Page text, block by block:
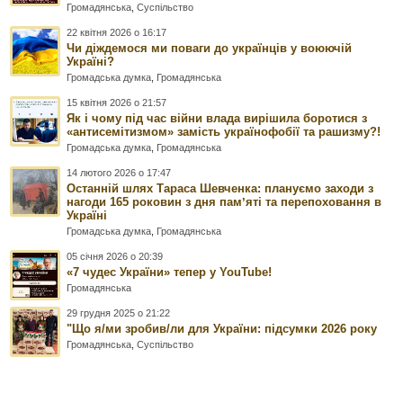
Громадянська ,Суспільство
22 квітня 2026 о 16:17
Чи діждемося ми поваги до українців у воюючій
Україні?
Громадська думка Громадянська
15 квітня 2026 о 21:57
Як і чому під час війни влада вирішила боротися з
«антисемітизмом» замість українофобії та рашизму?!
Громадська думка Громадянська
14 лютого 2026 о 17:47
Останній шлях Тараса Шевченка: плануємо заходи з
нагоди 165 роковин з дня памʼяті та перепоховання в
Україні
Громадська думка Громадянська
05 січня 2026 о 20:39
«7 чудес України» тепер у YouTube!
Громадянська
29 грудня 2025 о 21:22
"Що я/ми зробив/ли для України: підсумки 2026 року
Громадянська ,Суспільство